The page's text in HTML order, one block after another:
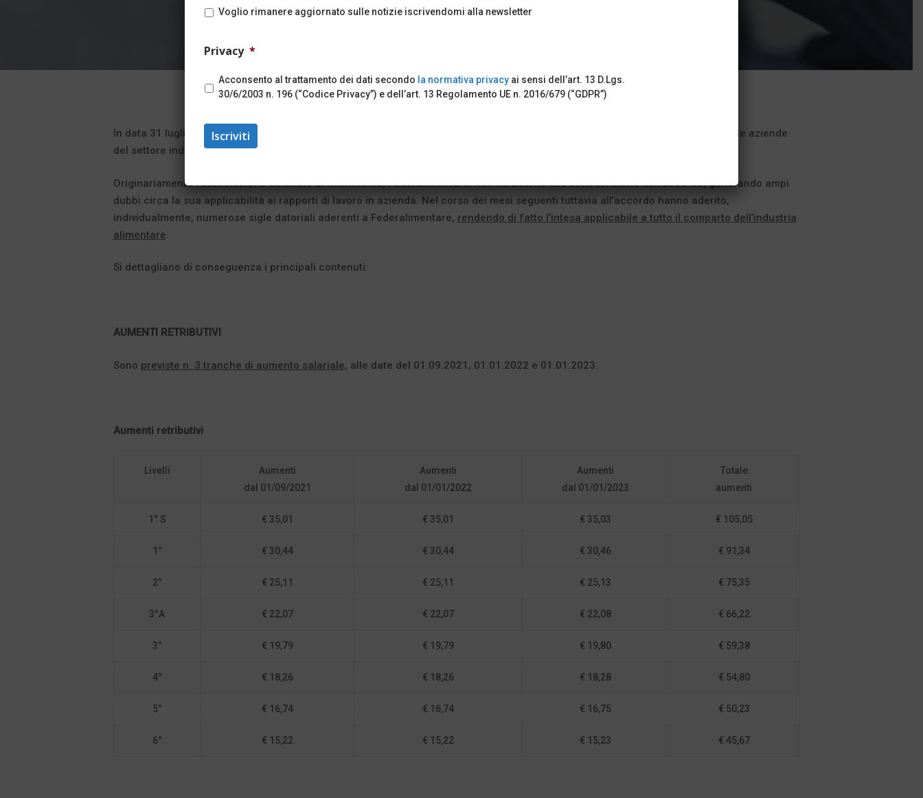
Hit enter to search or ESC to close
In data 31 luglio 2020 è stato sottoscritto un verbale di accordo di rinnovo del Contratto Collettivo per i lavoratori dipendenti delle aziende
del settore industria alimentare, con validità, retroattiva, per il periodo dal 01.12.2019 al 30.11.2023.
Originariamente l’associazione datoriale di riferimento, Federalimentare, non ha aderito alla sottoscrizione dell’accordo, generando ampi
dubbi circa la sua applicabilità ai rapporti di lavoro in azienda. Nel corso dei mesi seguenti tuttavia all’accordo hanno aderito,
individualmente, numerose sigle datoriali aderenti a Federalimentare, rendendo di fatto l’intesa applicabile a tutto il comparto dell’industria
alimentare
Si dettagliano di conseguenza i principali contenuti:
AUMENTI RETRIBUTIVI
Sono previste n. 3 tranche di aumento salariale, alle date del 01.09.2021, 01.01.2022 e 01.01.2023.
Aumenti retributivi
Livelli
Aumenti
dal 01/09/2021
Aumenti
dal 01/01/2022
Aumenti
dal 01/01/2023
Totale
aumenti
1° S € 35,01 € 35,01 € 35,03 € 105,05
1° € 30,44 € 30,44 € 30,46 € 91,34
2° € 25,11 € 25,11 € 25,13 € 75,35
3°A € 22,07 € 22,07 € 22,08 € 66,22
3° € 19,79 € 19,79 € 19,80 € 59,38
4° € 18,26 € 18,26 € 18,28 € 54,80
5° € 16,74 € 16,74 € 16,75 € 50,23
6° € 15,22 € 15,22 € 15,23 € 45,67
Voglio rimanere aggiornato sulle notizie iscrivendomi alla newsletter
Privacy *
Acconsento al trattamento dei dati secondo la normativa privacyai sensi dell’art. 13 D.Lgs.
30/6/2003 n. 196 (“Codice Privacy”) e dell’art. 13 Regolamento UE n. 2016/679 (“GDPR”)